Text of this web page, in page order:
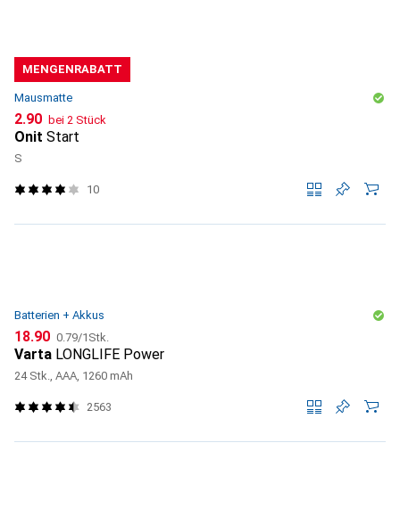
MENGENRABATT
Mausmatte
CHF
2.90 bei 2 Stück
Onit Start
S
10
Batterien + Akkus
CHF
18.90 CHF
0.79/1Stk.
Varta LONGLIFE Power
24 Stk., AAA, 1260 mAh
2563